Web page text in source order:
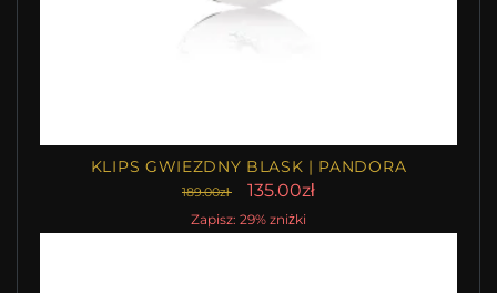
KLIPS GWIEZDNY BLASK | PANDORA
189.00zł 135.00zł
Zapisz: 29% zniżki